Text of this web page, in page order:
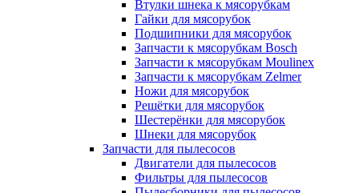
Втулки шнека к мясорубкам
Гайки для мясорубок
Подшипники для мясорубок
Запчасти к мясорубкам Bosch
Запчасти к мясорубкам Moulinex
Запчасти к мясорубкам Zelmer
Ножи для мясорубок
Решётки для мясорубок
Шестерёнки для мясорубок
Шнеки для мясорубок
Запчасти для пылесосов
Двигатели для пылесосов
Фильтры для пылесосов